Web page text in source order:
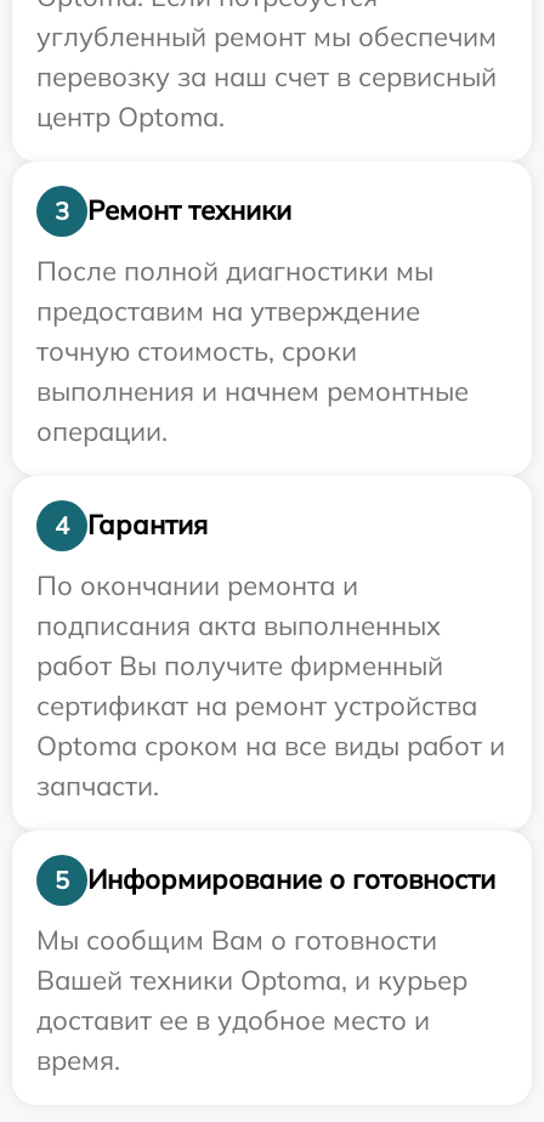
углубленный ремонт мы обеспечим
перевозку за наш счет в сервисный
центр Optoma.
3
Ремонт техники
После полной диагностики мы
предоставим на утверждение
точную стоимость, сроки
выполнения и начнем ремонтные
операции.
4
Гарантия
По окончании ремонта и
подписания акта выполненных
работ Вы получите фирменный
сертификат на ремонт устройства
Optoma сроком на все виды работ и
запчасти.
5
Информирование о готовности
Мы сообщим Вам о готовности
Вашей техники Optoma, и курьер
доставит ее в удобное место и
время.